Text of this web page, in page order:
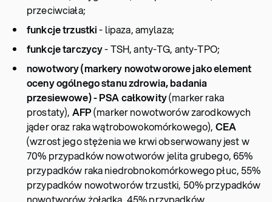
przeciwciała;
funkcje trzustki- lipaza, amylaza;
funkcje tarczycy- TSH, anty-TG, anty-TPO;
nowotwory (markery nowotworowe jako element
oceny ogólnego stanu zdrowia, badania
przesiewowe) - PSA całkowity(marker raka
prostaty), AFP(marker nowotworów zarodkowych
jąder oraz raka wątrobowokomórkowego), CEA
(wzrost jego stężenia we krwi obserwowany jest w
70% przypadków nowotworów jelita grubego, 65%
przypadków raka niedrobnokomórkowego płuc, 55%
przypadków nowotworów trzustki, 50% przypadków